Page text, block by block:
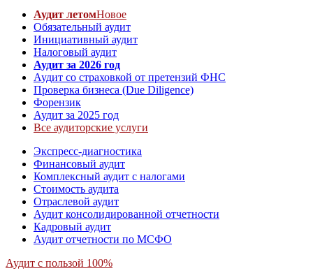
Аудит летомНовое
Обязательный аудит
Инициативный аудит
Налоговый аудит
Аудит за 2026 год
Аудит со страховкой от претензий ФНС
Проверка бизнеса (Due Diligence)
Форензик
Аудит за 2025 год
Все аудиторские услуги
Экспресс-диагностика
Финансовый аудит
Комплексный аудит с налогами
Стоимость аудита
Отраслевой аудит
Аудит консолидированной отчетности
Кадровый аудит
Аудит отчетности по МСФО
Аудит с пользой 100%